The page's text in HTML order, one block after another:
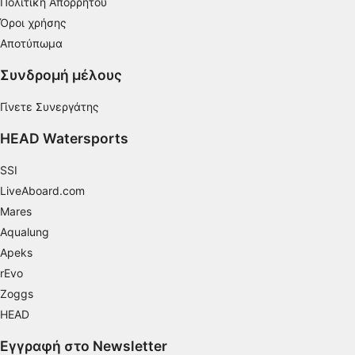
Όροι χρήσης
Αποτύπωμα
Συνδρομή μέλους
Γίνετε Συνεργάτης
HEAD Watersports
SSI
LiveAboard.com
Mares
Aqualung
Apeks
rEvo
Zoggs
HEAD
Εγγραφή στο Newsletter
Αναγνώριση συσκευών με βάση
πληροφορίες που ζητούνται ενεργά
Σκοποί επεξεργασίας που δεν αφορούν τη ΔΑΒ:
Διαφήμιση